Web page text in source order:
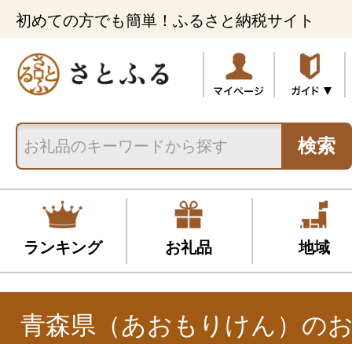
初めての方でも簡単！ふるさと納税サイト
検索
ランキング お礼品 地域
青森県（あおもりけん）の